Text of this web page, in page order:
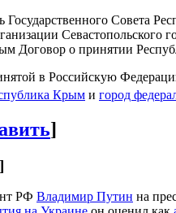
Государственного Совета
Договор о принятии
в Российскую
Крым и город
]
]
РФ Владимир Путин на